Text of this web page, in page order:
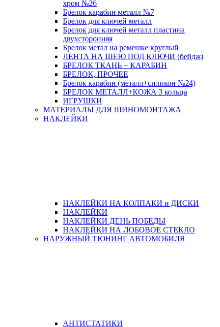
хром №26
Брелок карабин металл №7
Брелок для ключей металл
Брелок для ключей металл пластина
двухсторонняя
Брелок метал на ремешке круглый
ЛЕНТА НА ШЕЮ ПОД КЛЮЧИ (бейдж)
БРЕЛОК ТКАНЬ + КАРАБИН
БРЕЛОК, ПРОЧЕЕ
Брелок карабин (металл+силикон №24)
БРЕЛОК МЕТАЛЛ+КОЖА 3 кольца
ИГРУШКИ
МАТЕРИАЛЫ ДЛЯ ШИНОМОНТАЖА
НАКЛЕЙКИ
НАКЛЕЙКИ НА КОЛПАКИ и ДИСКИ
НАКЛЕЙКИ
НАКЛЕЙКИ ДЕНЬ ПОБЕДЫ
НАКЛЕЙКИ НА ЛОБОВОЕ СТЕКЛО
НАРУЖНЫЙ ТЮНИНГ АВТОМОБИЛЯ
АНТИСТАТИКИ